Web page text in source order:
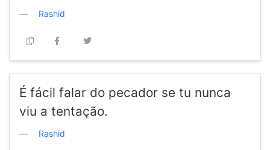
Rashid
É fácil falar do pecador se tu nunca
viu a tentação.
Rashid